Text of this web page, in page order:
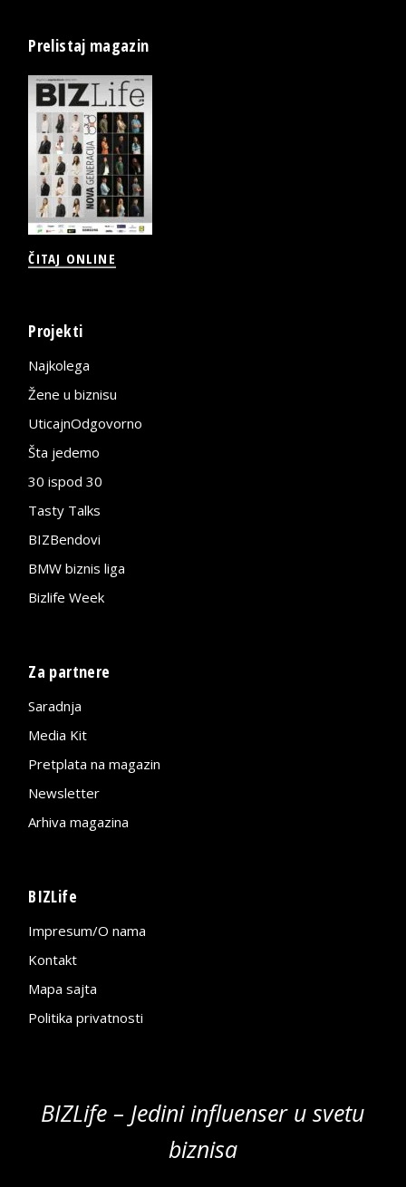
Prelistaj magazin
ČITAJ ONLINE
Projekti
Najkolega
Žene u biznisu
UticajnOdgovorno
Šta jedemo
30 ispod 30
Tasty Talks
BIZBendovi
BMW biznis liga
Bizlife Week
Za partnere
Saradnja
Media Kit
Pretplata na magazin
Newsletter
Arhiva magazina
BIZLife
Impresum/O nama
Kontakt
Mapa sajta
Politika privatnosti
BIZLife – Jedini influenser u svetu
biznisa